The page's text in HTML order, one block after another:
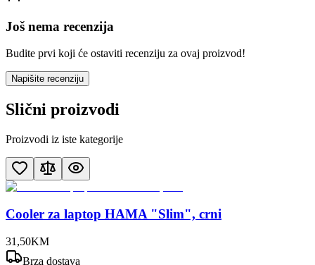
Još nema recenzija
Budite prvi koji će ostaviti recenziju za ovaj proizvod!
Napišite recenziju
Slični proizvodi
Proizvodi iz iste kategorije
Cooler za laptop HAMA "Slim", crni
31 ,50KM
Brza dostava